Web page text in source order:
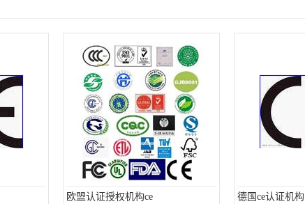
欧盟认证授权机构ce 德国ce认证机构